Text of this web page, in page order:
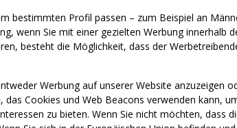
bestimmten Profil passen – zum Beispiel an
wenn Sie mit einer gezielten Werbung innerhalb
besteht die Möglichkeit, dass der
Werbung auf unserer Website anzuzeigen
Cookies und Web Beacons verwenden kann,
zu bieten. Wenn Sie nicht möchten, dass